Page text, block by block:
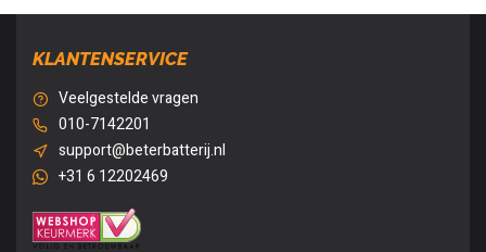
KLANTENSERVICE
Veelgestelde vragen
010-7142201
support@beterbatterij.nl
+31 6 12202469